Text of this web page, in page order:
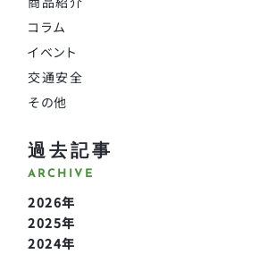
コラム
イベント
交通安全
その他
過去記事
ARCHIVE
2026年
2025年
2024年